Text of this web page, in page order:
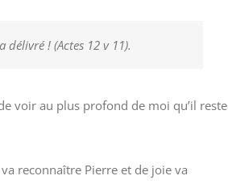
délivré ! (Actes 12 v 11).
voir au plus profond de moi qu’il reste
reconnaître Pierre et de joie va